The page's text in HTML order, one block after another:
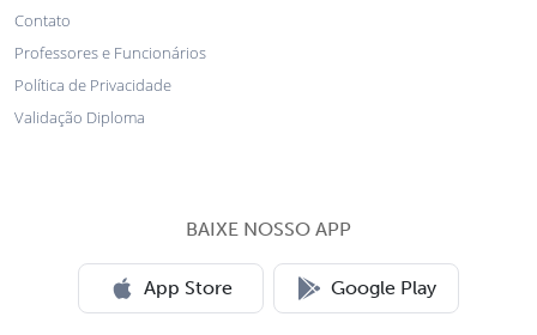
Contato
Professores e Funcionários
Política de Privacidade
Validação Diploma
BAIXE NOSSO APP
App Store Google Play